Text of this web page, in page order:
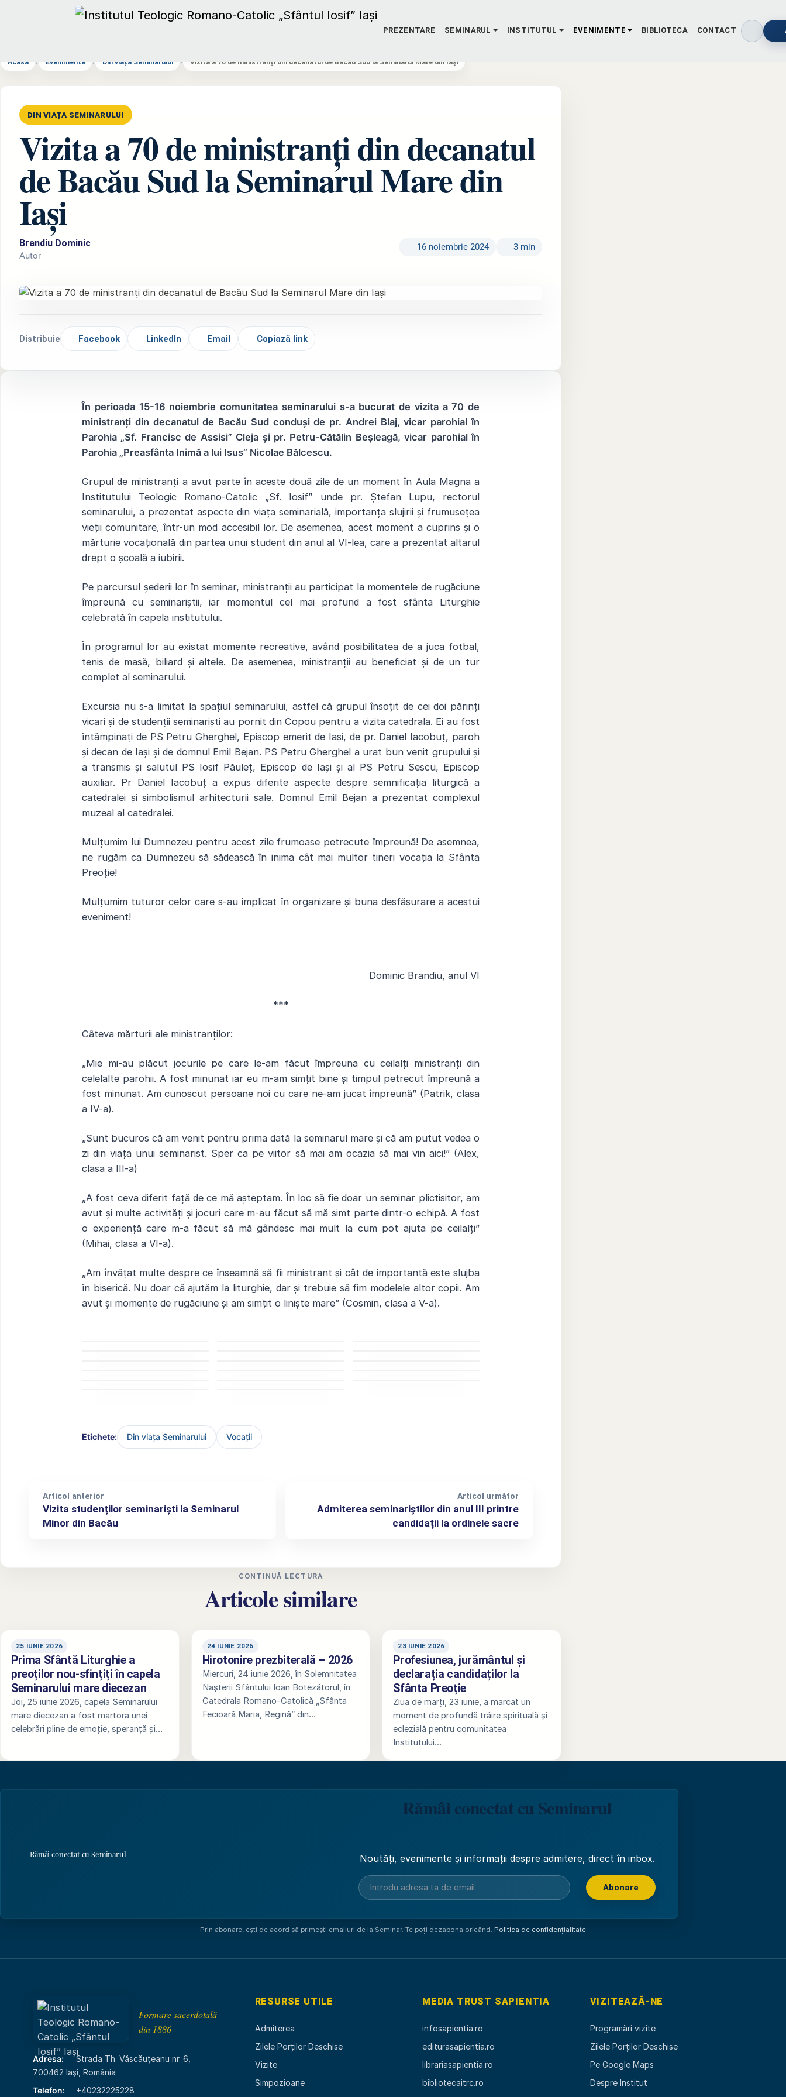
PREZENTARE SEMINARUL INSTITUTUL EVENIMENTE BIBLIOTECA CONTACT
Acasă › Evenimente › Din viața Seminarului › Vizita a 70 de ministranți din decanatul de Bacău Sud la Seminarul Mare din Iași
DIN VIAȚA SEMINARULUI
Vizita a 70 de ministranți din decanatul
de Bacău Sud la Seminarul Mare din
Iași
Brandiu Dominic
Autor
16 noiembrie 2024 3 min
Distribuie Facebook LinkedIn Email Copiază link
În perioada 15-16 noiembrie comunitatea seminarului s-a bucurat de vizita a 70 de
ministranți din decanatul de Bacău Sud conduși de pr. Andrei Blaj, vicar parohial în
Parohia „Sf. Francisc de Assisi” Cleja și pr. Petru-Cătălin Beșleagă, vicar parohial în
Parohia „Preasfânta Inimă a lui Isus” Nicolae Bălcescu.
Grupul de ministranți a avut parte în aceste două zile de un moment în Aula Magna a
Institutului Teologic Romano-Catolic „Sf. Iosif” unde pr. Ștefan Lupu, rectorul
seminarului, a prezentat aspecte din viața seminarială, importanța slujirii și frumusețea
vieții comunitare, într-un mod accesibil lor. De asemenea, acest moment a cuprins și o
mărturie vocațională din partea unui student din anul al VI-lea, care a prezentat altarul
drept o școală a iubirii.
Pe parcursul șederii lor în seminar, ministranții au participat la momentele de rugăciune
împreună cu seminariștii, iar momentul cel mai profund a fost sfânta Liturghie
celebrată în capela institutului.
În programul lor au existat momente recreative, având posibilitatea de a juca fotbal,
tenis de masă, biliard și altele. De asemenea, ministranții au beneficiat și de un tur
complet al seminarului.
Excursia nu s-a limitat la spațiul seminarului, astfel că grupul însoțit de cei doi părinți
vicari și de studenții seminariști au pornit din Copou pentru a vizita catedrala. Ei au fost
întâmpinați de PS Petru Gherghel, Episcop emerit de Iași, de pr. Daniel Iacobuț, paroh
și decan de Iași și de domnul Emil Bejan. PS Petru Gherghel a urat bun venit grupului și
a transmis și salutul PS Iosif Păuleț, Episcop de Iași și al PS Petru Sescu, Episcop
auxiliar. Pr Daniel Iacobuț a expus diferite aspecte despre semnificația liturgică a
catedralei și simbolismul arhitecturii sale. Domnul Emil Bejan a prezentat complexul
muzeal al catedralei.
Mulțumim lui Dumnezeu pentru acest zile frumoase petrecute împreună! De asemnea,
ne rugăm ca Dumnezeu să sădească în inima cât mai multor tineri vocația la Sfânta
Preoție!
Mulțumim tuturor celor care s-au implicat în organizare și buna desfășurare a acestui
eveniment!
Dominic Brandiu, anul VI
***
Câteva mărturii ale ministranților:
„Mie mi-au plăcut jocurile pe care le-am făcut împreuna cu ceilalți ministranți din
celelalte parohii. A fost minunat iar eu m-am simțit bine și timpul petrecut împreună a
fost minunat. Am cunoscut persoane noi cu care ne-am jucat împreună” (Patrik, clasa
a IV-a).
„Sunt bucuros că am venit pentru prima dată la seminarul mare și că am putut vedea o
zi din viața unui seminarist. Sper ca pe viitor să mai am ocazia să mai vin aici!” (Alex,
clasa a III-a)
„A fost ceva diferit față de ce mă așteptam. În loc să fie doar un seminar plictisitor, am
avut și multe activități și jocuri care m-au făcut să mă simt parte dintr-o echipă. A fost
o experiență care m-a făcut să mă gândesc mai mult la cum pot ajuta pe ceilalți”
(Mihai, clasa a VI-a).
„Am învățat multe despre ce înseamnă să fii ministrant și cât de importantă este slujba
în biserică. Nu doar că ajutăm la liturghie, dar și trebuie să fim modelele altor copii. Am
avut și momente de rugăciune și am simțit o liniște mare” (Cosmin, clasa a V-a).
Etichete: Din viața Seminarului Vocații
Articol anterior
Vizita studenților seminariști la Seminarul
Minor din Bacău
Articol următor
Admiterea seminariștilor din anul III printre
candidații la ordinele sacre
CONTINUĂ LECTURA
Articole similare
25 IUNIE 2026
Prima Sfântă Liturghie a
preoților nou-sfințiți în capela
Seminarului mare diecezan
Joi, 25 iunie 2026, capela Seminarului
mare diecezan a fost martora unei
celebrări pline de emoție, speranță și…
24 IUNIE 2026
Hirotonire prezbiterală – 2026
Miercuri, 24 iunie 2026, în Solemnitatea
Nașterii Sfântului Ioan Botezătorul, în
Catedrala Romano-Catolică „Sfânta
Fecioară Maria, Regină” din…
23 IUNIE 2026
Profesiunea, jurământul și
declarația candidaților la
Sfânta Preoție
Ziua de marți, 23 iunie, a marcat un
moment de profundă trăire spirituală și
eclezială pentru comunitatea
Institutului…
Rămâi conectat cu Seminarul
Rămâi conectat cu Seminarul
Noutăți, evenimente și informații despre admitere, direct în inbox.
Abonare
Prin abonare, ești de acord să primești emailuri de la Seminar. Te poți dezabona oricând. Politica de confidențialitate
Formare sacerdotală
din 1886
Adresa:
Strada Th. Văscăuțeanu nr. 6,
700462 Iași, România
Telefon:
+40232225228
RESURSE UTILE
Admiterea
Zilele Porților Deschise
Vizite
Simpozioane
MEDIA TRUST SAPIENTIA
infosapientia.ro
editurasapientia.ro
librariasapientia.ro
bibliotecaitrc.ro
VIZITEAZĂ-NE
Programări vizite
Zilele Porților Deschise
Pe Google Maps
Despre Institut